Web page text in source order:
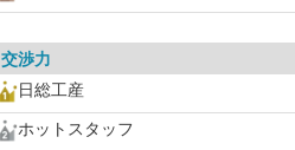
交渉力
日総工産
ホットスタッフ